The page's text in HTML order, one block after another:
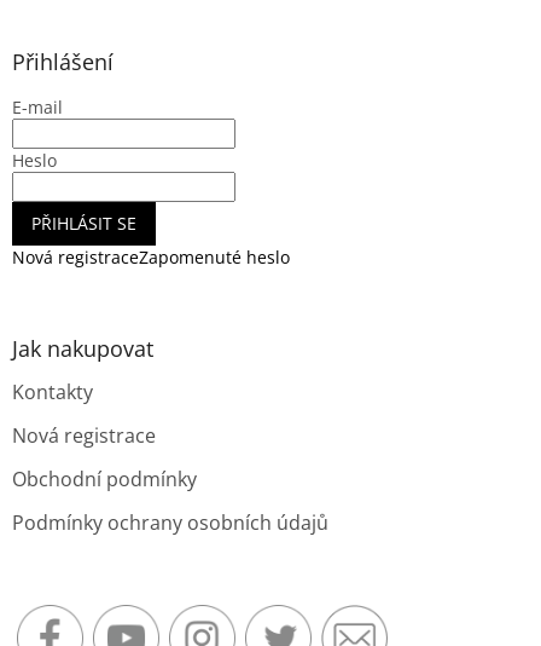
Přihlášení
E-mail
Heslo
PŘIHLÁSIT SE
Nová registraceZapomenuté heslo
Jak nakupovat
Kontakty
Nová registrace
Obchodní podmínky
Podmínky ochrany osobních údajů